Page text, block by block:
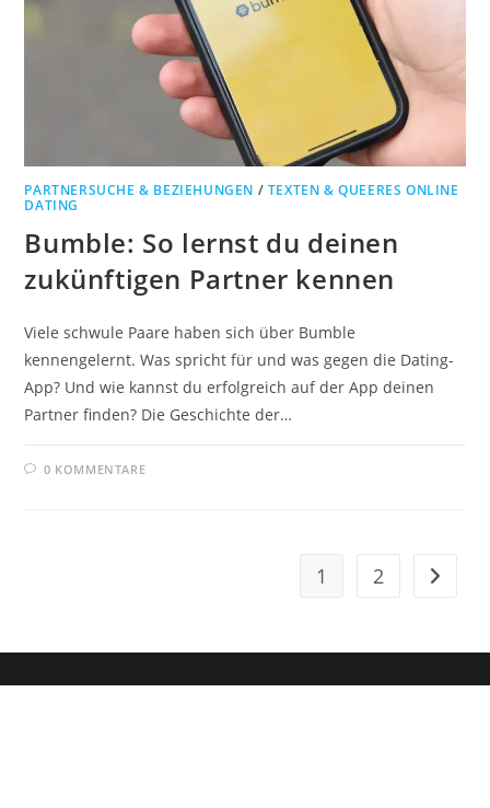
PARTNERSUCHE & BEZIEHUNGEN / TEXTEN & QUEERES ONLINE
DATING
Bumble: So lernst du deinen
zukünftigen Partner kennen
Viele schwule Paare haben sich über Bumble
kennengelernt. Was spricht für und was gegen die Dating-
App? Und wie kannst du erfolgreich auf der App deinen
Partner finden? Die Geschichte der…
0 KOMMENTARE
1 2 Zur